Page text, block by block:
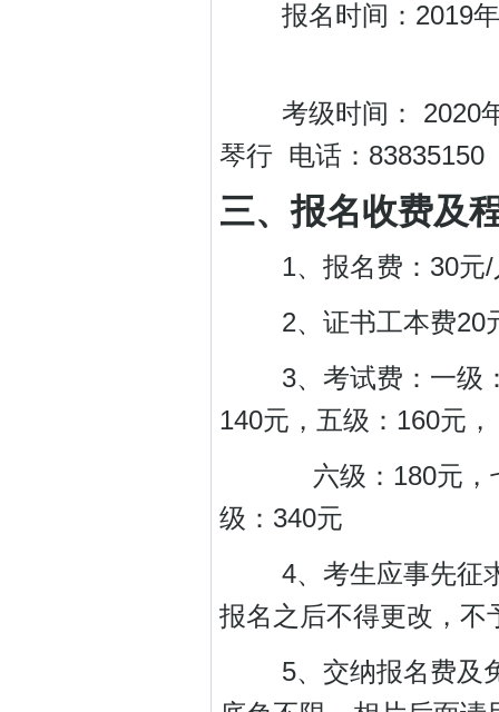
报名时间：2019年
考级时间： 2020年
琴行 电话：83835150
三、报名收费及
1、报名费：30
2、证书工本
3、考试费：一级：
140元，五级：160
六级：180元，七
级：340元
4、考生应事先征求
报名之后不得更改，不
5、交纳报名费及免